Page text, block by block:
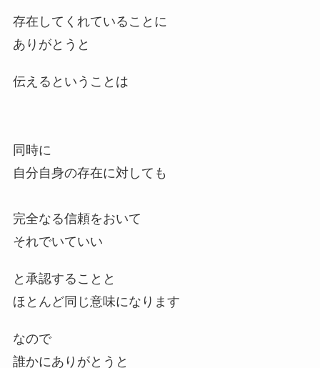
存在してくれていることに
ありがとうと
伝えるということは
同時に
自分自身の存在に対しても
完全なる信頼をおいて
それでいていい
と承認することと
ほとんど同じ意味になります
なので
誰かにありがとうと